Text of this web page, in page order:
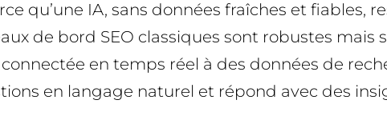
qu’une IA, sans données fraîches et fiables,
de bord SEO classiques sont robustes
connectée en temps réel à des données de
en langage naturel et répond avec des